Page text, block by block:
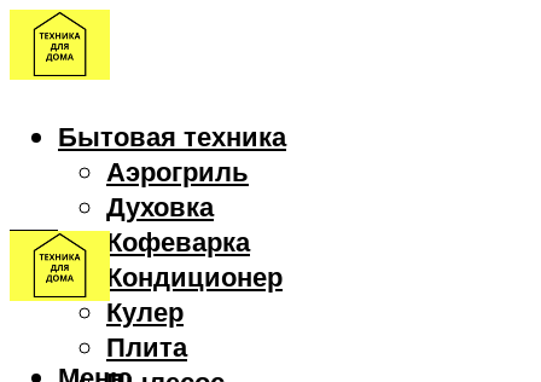
Бытовая техника
Аэрогриль
Духовка
Кофеварка
Кондиционер
Кулер
Плита